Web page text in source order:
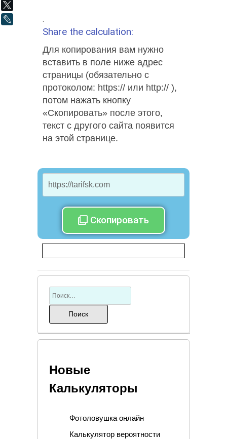
Share the calculation:
Для копирования вам нужно
вставить в поле ниже адрес
страницы (обязательно с
протоколом: https:// или http:// ),
потом нажать кнопку
«Скопировать» после этого,
текст с другого сайта появится
на этой странице.
Скопировать
Новые
Калькуляторы
Фотоловушка онлайн
Калькулятор вероятности